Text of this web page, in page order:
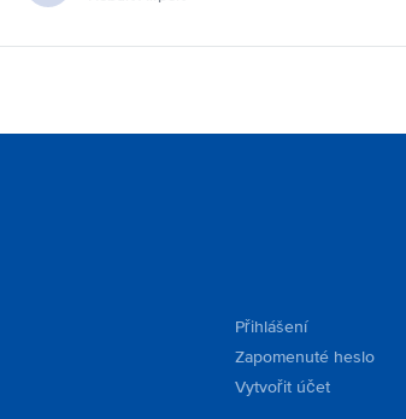
Přihlášení
Zapomenuté heslo
Vytvořit účet